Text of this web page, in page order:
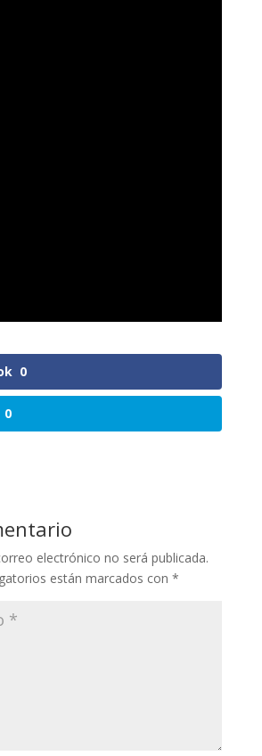
0
0
electrónico no será publicada.
están marcados con *